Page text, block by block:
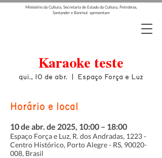
Ministério da Cultura, Secretaria de Estado da Cultura, Petrobras,
Santander e Banrisul apresentam
Karaoke teste
qui., 10 de abr. Espaço Força e Luz
Horário e local
10 de abr. de 2025, 10:00 – 18:00
Espaço Força e Luz, R. dos Andradas, 1223 -
Centro Histórico, Porto Alegre - RS, 90020-
008, Brasil